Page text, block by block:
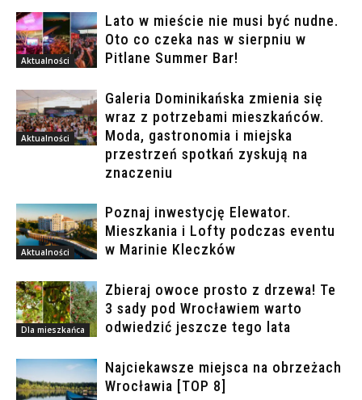
Aktualności
Lato w mieście nie musi być nudne.
Oto co czeka nas w sierpniu w
Pitlane Summer Bar!
Aktualności
Galeria Dominikańska zmienia się
wraz z potrzebami mieszkańców.
Moda, gastronomia i miejska
przestrzeń spotkań zyskują na
znaczeniu
Aktualności
Poznaj inwestycję Elewator.
Mieszkania i Lofty podczas eventu
w Marinie Kleczków
Dla mieszkańca
Zbieraj owoce prosto z drzewa! Te
3 sady pod Wrocławiem warto
odwiedzić jeszcze tego lata
Najciekawsze miejsca na obrzeżach
Wrocławia [TOP 8]